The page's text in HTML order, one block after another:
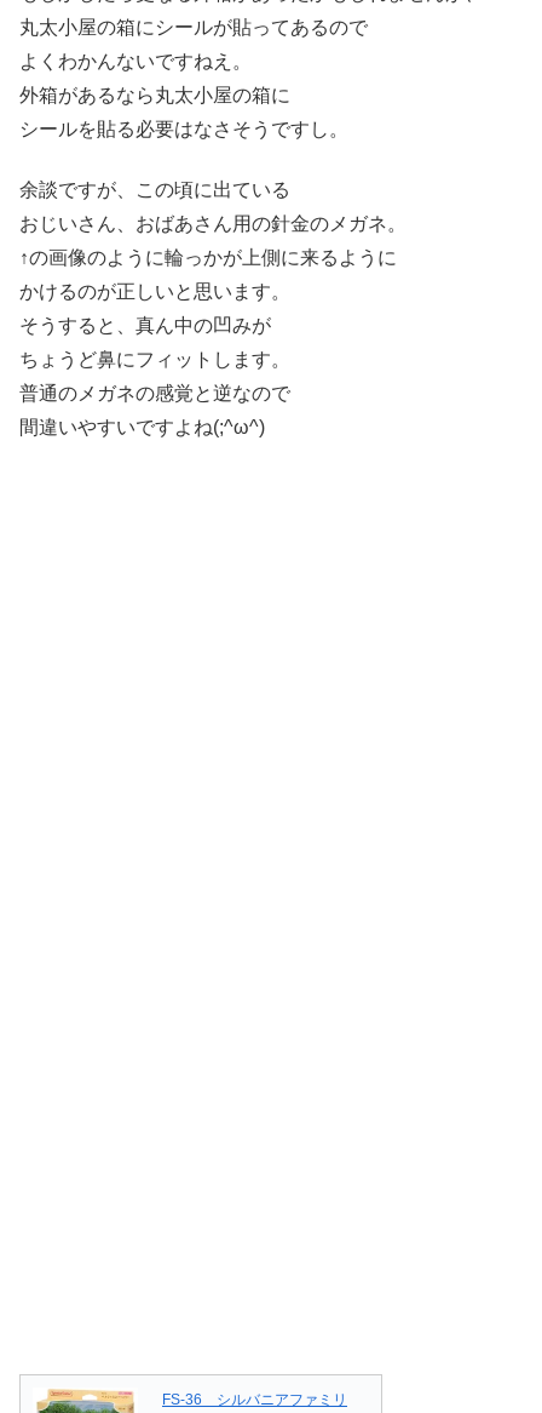
丸太小屋の箱にシールが貼ってあるので
よくわかんないですねえ。
外箱があるなら丸太小屋の箱に
シールを貼る必要はなさそうですし。
余談ですが、この頃に出ている
おじいさん、おばあさん用の針金のメガネ。
↑の画像のように輪っかが上側に来るように
かけるのが正しいと思います。
そうすると、真ん中の凹みが
ちょうど鼻にフィットします。
普通のメガネの感覚と逆なので
間違いやすいですよね(;^ω^)
FS-36 シルバニアファミリ